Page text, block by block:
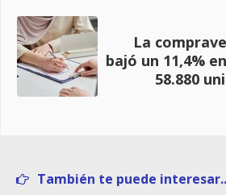
La
bajó un 11,4%
58.880
También te puede